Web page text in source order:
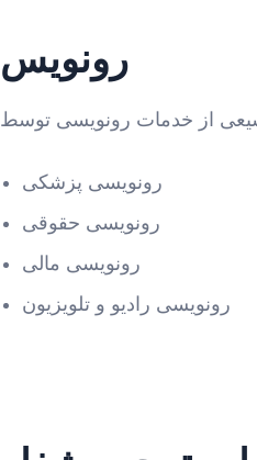
رونویس
رونویسی پزشکی
رونویسی حقوقی
رونویسی مالی
رونویسی رادیو و تلویزیون